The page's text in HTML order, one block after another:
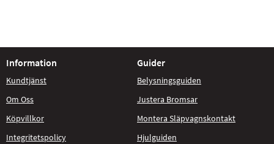
Information
Kundtjänst
Om Oss
Köpvillkor
Integritetspolicy
Guider
Belysningsguiden
Justera Bromsar
Montera Släpvagnskontakt
Hjulguiden